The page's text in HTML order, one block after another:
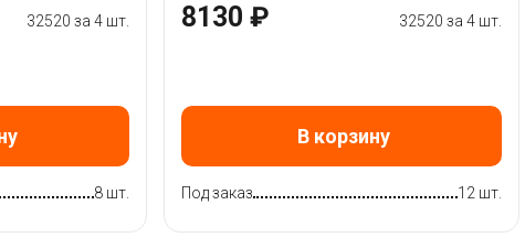
32520 за 4 шт.
8 шт.
8130 ₽ 32520 за 4 шт.
В корзину
Под заказ 12 шт.